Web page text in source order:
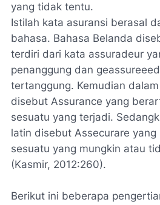
yang tidak tentu.
Istilah kata asuransi berasal
bahasa. Bahasa Belanda
terdiri dari kata assuradeur
penanggung dan
tertanggung. Kemudian
disebut Assurance yang
sesuatu yang terjadi.
latin disebut Assecurare yang
sesuatu yang mungkin atau
(Kasmir, 2012:260).
Berikut ini beberapa